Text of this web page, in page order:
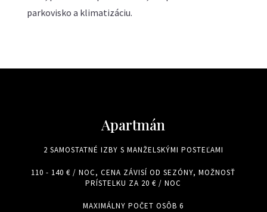
parkovisko a klimatizáciu.
Apartmán
2 SAMOSTATNÉ IZBY S MANŽELSKÝMI POSTEĽAMI
110 - 140 € / NOC, CENA ZÁVISÍ OD SEZÓNY, MOŽNOSŤ
PRÍSTELKU ZA 20 € / NOC
MAXIMÁLNY POČET OSÔB 6